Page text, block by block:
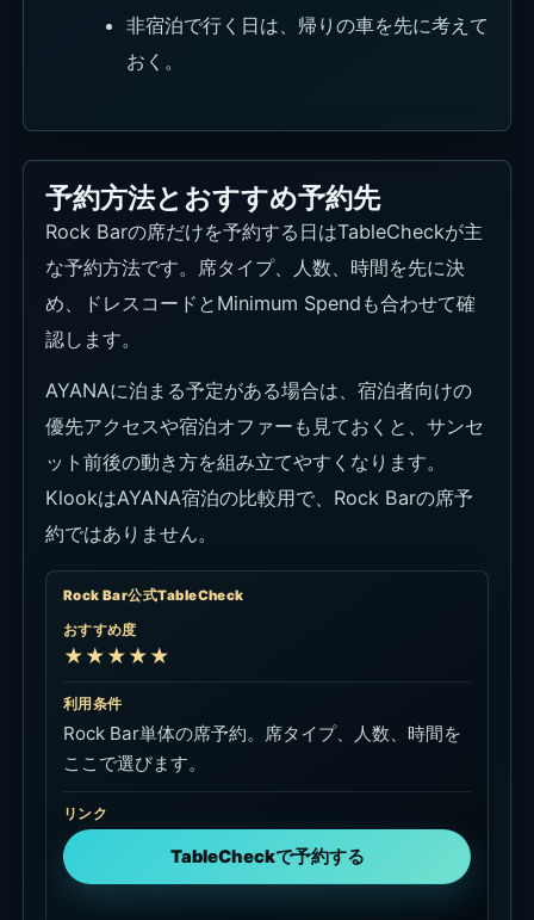
Rock Bar単体の席予約。席タイプ、人数、時間を
TableCheckで予約する
公式席タイプ・メニュー
おすすめ度
席種、営業時間、ドレスコード、Minimum Spend
を確認してから予約へ進む時。
AYANA Rewards直予約
おすすめ度
★★★☆☆
利用条件
ではなく宿泊オファーです。
リンク